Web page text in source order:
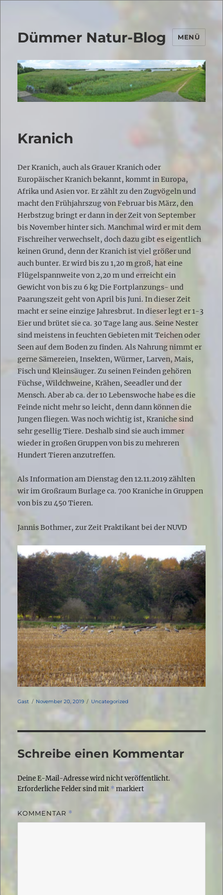
Dümmer Natur-Blog MENÜ
Kranich
Der Kranich, auch als Grauer Kranich oder
Europäischer Kranich bekannt, kommt in Europa,
Afrika und Asien vor. Er zählt zu den Zugvögeln und
macht den Frühjahrszug von Februar bis März, den
Herbstzug bringt er dann in der Zeit von September
bis November hinter sich. Manchmal wird er mit dem
Fischreiher verwechselt, doch dazu gibt es eigentlich
keinen Grund, denn der Kranich ist viel größer und
auch bunter. Er wird bis zu 1,20 m groß, hat eine
Flügelspannweite von 2,20 m und erreicht ein
Gewicht von bis zu 6 kg Die Fortplanzungs- und
Paarungszeit geht von April bis Juni. In dieser Zeit
macht er seine einzige Jahresbrut. In dieser legt er 1-3
Eier und brütet sie ca. 30 Tage lang aus. Seine Nester
sind meistens in feuchten Gebieten mit Teichen oder
Seen auf dem Boden zu finden. Als Nahrung nimmt er
gerne Sämereien, Insekten, Würmer, Larven, Mais,
Fisch und Kleinsäuger. Zu seinen Feinden gehören
Füchse, Wildchweine, Krähen, Seeadler und der
Mensch. Aber ab ca. der 10 Lebenswoche habe es die
Feinde nicht mehr so leicht, denn dann können die
Jungen fliegen. Was noch wichtig ist, Kraniche sind
sehr gesellig Tiere. Deshalb sind sie auch immer
wieder in großen Gruppen von bis zu mehreren
Hundert Tieren anzutreffen.
Als Information am Dienstag den 12.11.2019 zählten
wir im Großraum Burlage ca. 700 Kraniche in Gruppen
von bis zu 450 Tieren.
Jannis Bothmer, zur Zeit Praktikant bei der NUVD
Autor
Gast
Veröffentlicht
November 20, 2019 Kategorien
Uncategorized
Schreibe einen Kommentar
Deine E-Mail-Adresse wird nicht veröffentlicht.
Erforderliche Felder sind mit * markiert
KOMMENTAR *